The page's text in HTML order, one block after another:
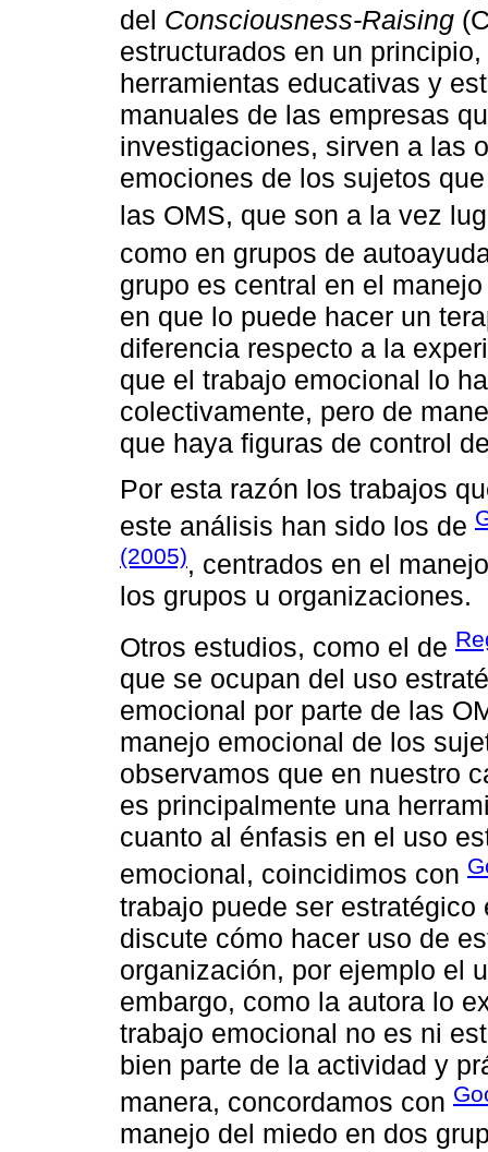
del Consciousness-Raising
estructurados en un
herramientas educativas y
manuales de las empresas
investigaciones, sirven a las
emociones de los sujetos
las OMS, que son a la vez
como en grupos de
grupo es central en el
en que lo puede hacer un
diferencia respecto a la
que el trabajo emocional lo
colectivamente, pero de
que haya figuras de control
Por esta razón los trabajos
este análisis han sido los de
(2005), centrados en el
los grupos u organizaciones.
Otros estudios, como el de
que se ocupan del uso
emocional por parte de las
manejo emocional de los
observamos que en nuestro
es principalmente una
cuanto al énfasis en el uso
emocional, coincidimos con
trabajo puede ser
discute cómo hacer uso de
organización, por ejemplo el
embargo, como la autora lo
trabajo emocional no es ni
bien parte de la actividad y
manera, concordamos con
manejo del miedo en dos